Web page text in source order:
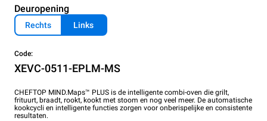
Deuropening
Rechts Links
Code:
XEVC-0511-EPLM-MS
CHEFTOP MIND.Maps™ PLUS is de intelligente combi-oven die grilt,
frituurt, braadt, rookt, kookt met stoom en nog veel meer. De automatische
kookcycli en intelligente functies zorgen voor onberispelijke en consistente
resultaten.